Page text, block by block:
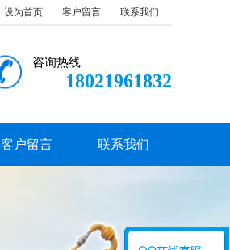
设为首页 客户留言 联系我们
咨询热线
18021961832
客户留言 联系我们